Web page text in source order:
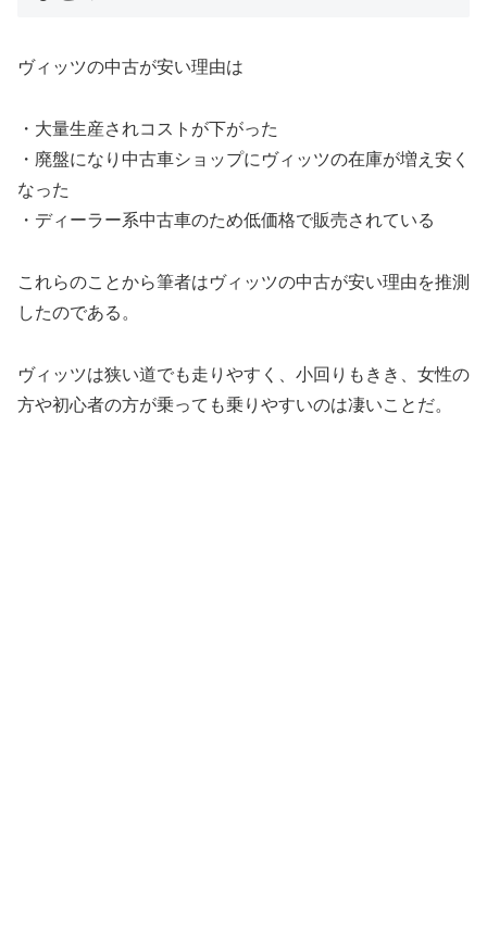
ヴィッツの中古が安い理由は
・大量生産されコストが下がった
・廃盤になり中古車ショップにヴィッツの在庫が増え安く
なった
・ディーラー系中古車のため低価格で販売されている
これらのことから筆者はヴィッツの中古が安い理由を推測
したのである。
ヴィッツは狭い道でも走りやすく、小回りもきき、女性の
方や初心者の方が乗っても乗りやすいのは凄いことだ。